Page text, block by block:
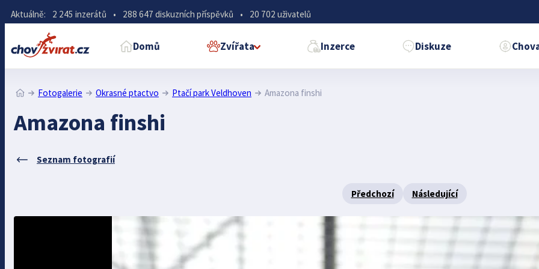
Aktuálně: 2 245 inzerátů • 288 647 diskuzních příspěvků • 20 702 uživatelů
Domů Zvířata Inzerce Diskuze
Fotogalerie Okrasné ptactvo Ptačí park Veldhoven Amazona finshi
Amazona finshi
Seznam fotografií
Předchozí Následující